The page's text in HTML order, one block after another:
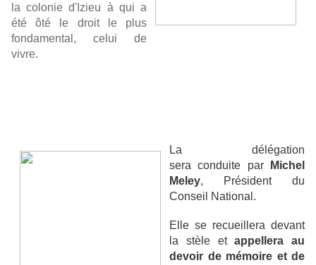
la colonie d'Izieu à qui a
été ôté le droit le plus
fondamental, celui de
vivre.
La délégation
sera conduite par
Michel
Meley, Président du
Conseil National.
Elle se recueillera devant
la stèle etappellera au
devoir de mémoire et de